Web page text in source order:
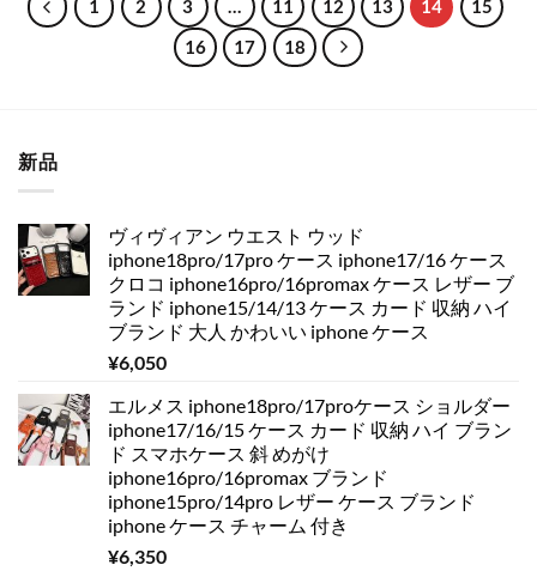
1 2 3 … 11 12 13 14
15
16
17 18
新品
ヴィヴィアン ウエスト ウッド
iphone18pro/17pro ケース iphone17/16 ケース
クロコ iphone16pro/16promax ケース レザー ブ
ランド iphone15/14/13 ケース カード 収納 ハイ
ブランド 大人 かわいい iphone ケース
¥6,050
エルメス iphone18pro/17proケース ショルダー
iphone17/16/15 ケース カード 収納 ハイ ブラン
ド スマホケース 斜 めがけ
iphone16pro/16promax ブランド
iphone15pro/14pro レザー ケース ブランド
iphone ケース チャーム 付き
¥6,350